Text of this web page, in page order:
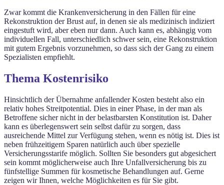
Zwar kommt die Krankenversicherung in den Fällen für eine
Rekonstruktion der Brust auf, in denen sie als medizinisch indiziert
eingestuft wird, aber eben nur dann. Auch kann es, abhängig vom
individuellen Fall, unterschiedlich schwer sein, eine Rekonstruktion
mit gutem Ergebnis vorzunehmen, so dass sich der Gang zu einem
Spezialisten empfiehlt.
Thema Kostenrisiko
Hinsichtlich der Übernahme anfallender Kosten besteht also ein
relativ hohes Streitpotential. Dies in einer Phase, in der man als
Betroffene sicher nicht in der belastbarsten Konstitution ist. Daher
kann es überlegenswert sein selbst dafür zu sorgen, dass
ausreichende Mittel zur Verfügung stehen, wenn es nötig ist. Dies ist
neben frühzeitigem Sparen natürlich auch über spezielle
Versicherungsstarife möglich. Sollten Sie besonders gut abgesichert
sein kommt möglicherweise auch Ihre Unfallversicherung bis zu
fünfstellige Summen für kosmetische Behandlungen auf. Gerne
zeigen wir Ihnen, welche Möglichkeiten es für Sie gibt.